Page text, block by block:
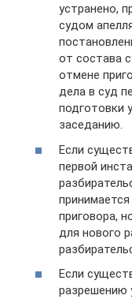
устранено,
судом
от состава
отмене
дела в суд
подготовки
заседанию.
Если
первой
приговора,
для нового
Если
разрешению